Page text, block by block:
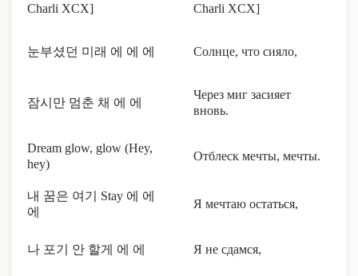
Charli XCX]
Charli XCX]
눈부셨던 미래 에 에 에 Солнце, что сияло,
잠시만 멈춘 채 에 에
Через миг засияет
вновь.
Dream glow, glow (Hey,
hey)
Отблеск мечты, мечты.
내 꿈은 여기 Stay 에 에
에
Я мечтаю остаться,
나 포기 안 할게 에 에 Я не сдамся,